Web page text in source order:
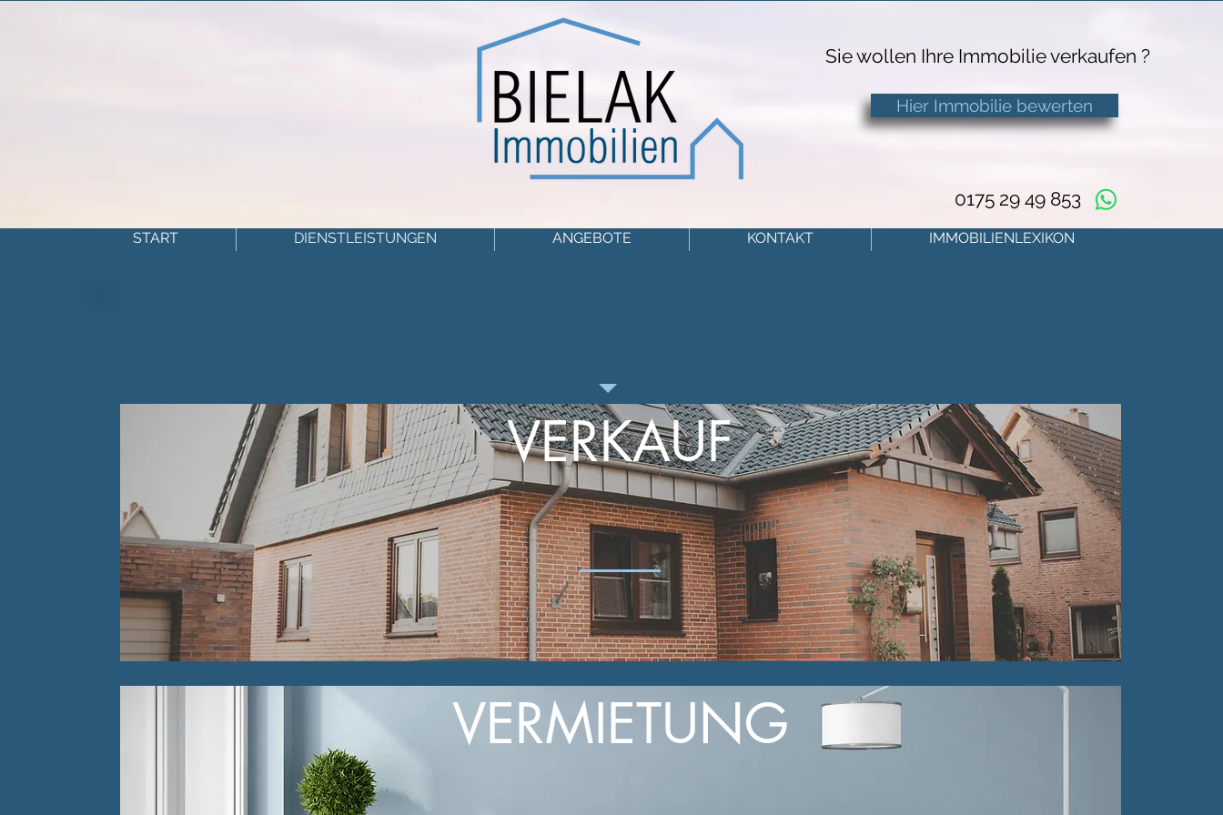
START DIENSTLEISTUNGEN ANGEBOTE KONTAKT IMMOBILIENLEXIKON
VERKAUF
VERMIETUNG
Sie wollen Ihre Immobilie verkaufen ?
Hier Immobilie bewerten
0175 29 49 853